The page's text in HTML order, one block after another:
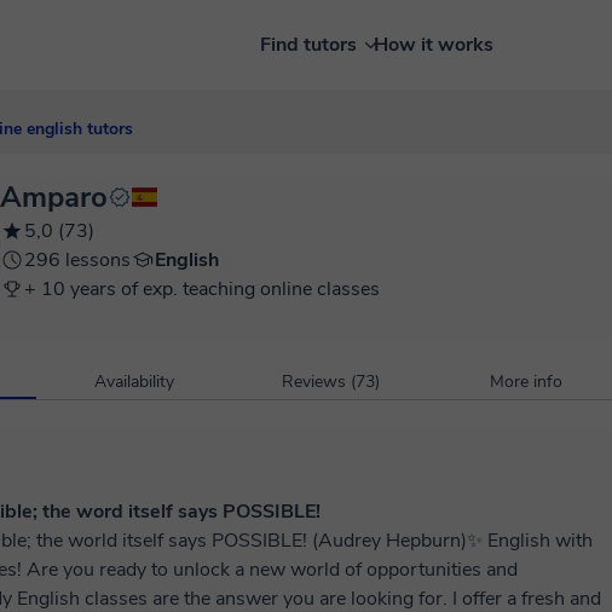
Find tutors How it works
english tutors
Amparo
5,0 (73)
296 lessons
English
+ 10 years of exp. teaching online classes
Availability Reviews (73) More info
the word itself says POSSIBLE!
world itself says POSSIBLE! (Audrey Hepburn)✨ English with
and
English classes are the answer you are looking for. I offer a fresh and